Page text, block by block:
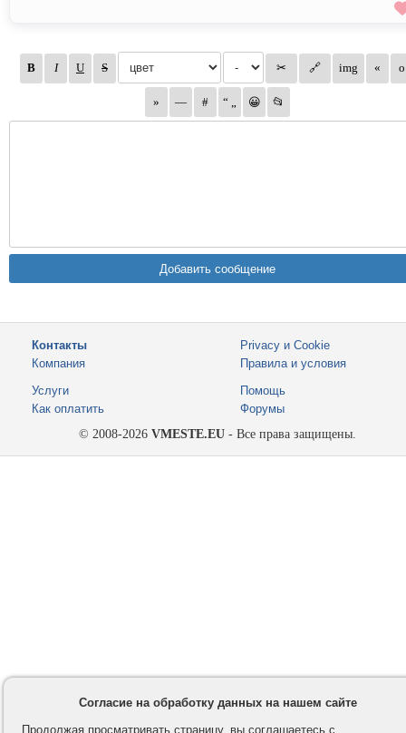
Контакты
Компания
Privacy и Cookie
Правила и условия
Услуги
Как оплатить
Помощь
Форумы
© 2008-2026 VMESTE.EU - Все права защищены.
Согласие на обработку данных на нашем сайте
Продолжая просматривать страницу, вы соглашаетесь с